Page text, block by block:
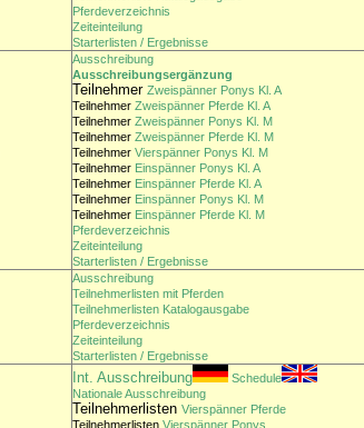
Pferdeverzeichnis
Zeiteinteilung
Starterlisten / Ergebnisse
Ausschreibung
Ausschreibungsergänzung
Teilnehmer Zweispänner Ponys Kl. A
Teilnehmer Zweispänner Pferde Kl. A
Teilnehmer Zweispänner Ponys Kl. M
Teilnehmer Zweispänner Pferde Kl. M
Teilnehmer Vierspänner Ponys Kl. M
Teilnehmer Einspänner Ponys Kl. A
Teilnehmer Einspänner Pferde Kl. A
Teilnehmer Einspänner Ponys Kl. M
Teilnehmer Einspänner Pferde Kl. M
Pferdeverzeichnis
Zeiteinteilung
Starterlisten / Ergebnisse
Ausschreibung
Teilnehmerlisten mit Pferden
Teilnehmerlisten Katalogausgabe
Pferdeverzeichnis
Zeiteinteilung
Starterlisten / Ergebnisse
Int. Ausschreibung
Schedule
Nationale Ausschreibung
Teilnehmerlisten Vierspänner Pferde
Teilnehmerlisten Vierspänner Ponys